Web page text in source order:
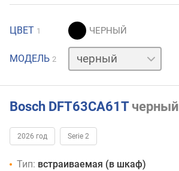
ЦВЕТ 1
МОДЕЛЬ 2
нержавейка
Bosch DFT63CA61T черный
2026 год Serie 2
Тип: встраиваемая (в шкаф)